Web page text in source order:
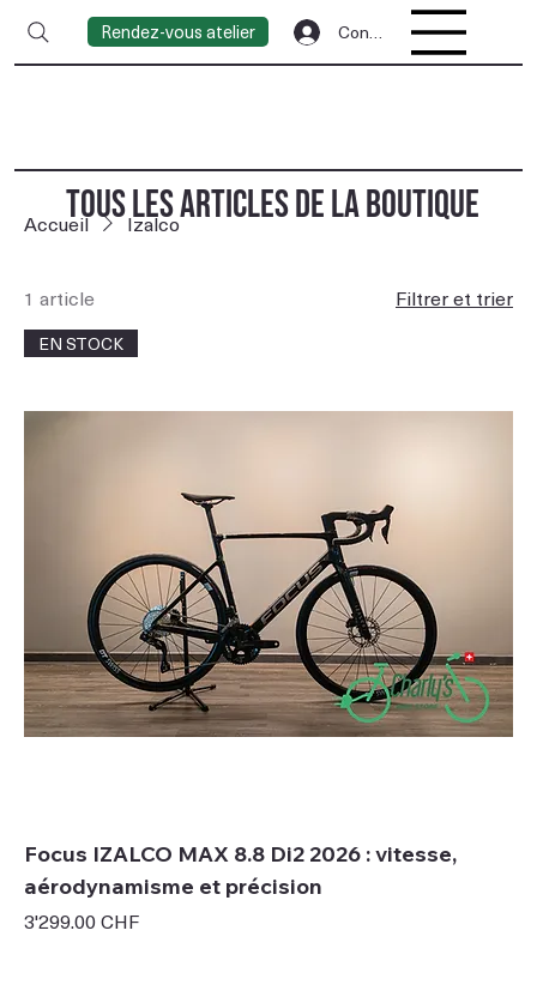
Rendez-vous atelier Connexion
Accueil Izalco
1 article Filtrer et trier
EN STOCK
Focus IZALCO MAX 8.8 Di2 2026 : vitesse,
aérodynamisme et précision
Prix
3'299.00 CHF
TOUS LES ARTICLES DE LA BOUTIQUE